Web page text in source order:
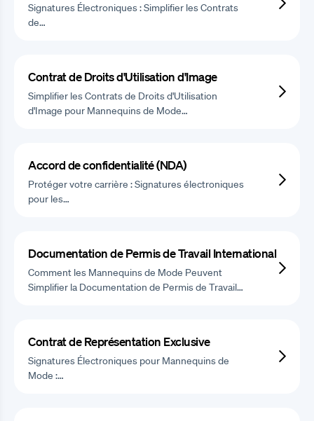
Signatures Électroniques : Simplifier les Contrats
de…
Contrat de Droits d'Utilisation d'Image
Simplifier les Contrats de Droits d'Utilisation
d'Image pour Mannequins de Mode…
Accord de confidentialité (NDA)
Protéger votre carrière : Signatures électroniques
pour les…
Documentation de Permis de Travail International
Comment les Mannequins de Mode Peuvent
Simplifier la Documentation de Permis de Travail…
Contrat de Représentation Exclusive
Signatures Électroniques pour Mannequins de
Mode :…